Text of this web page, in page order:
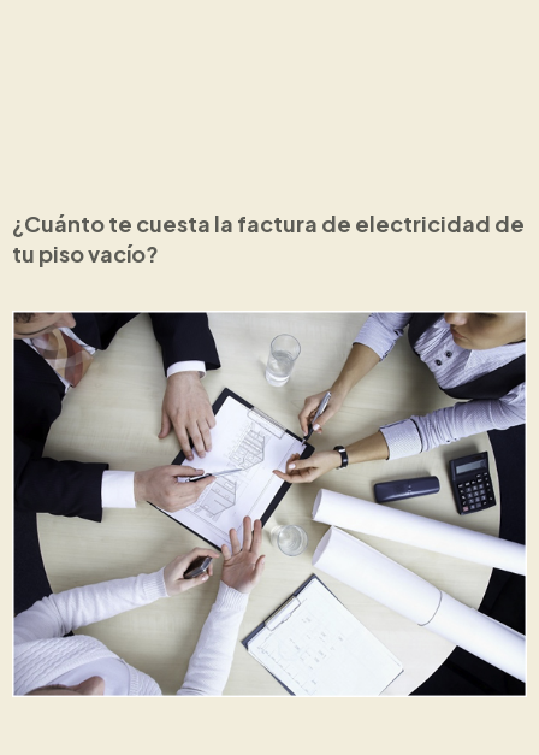
¿Cuánto te cuesta la factura de electricidad de
tu piso vacío?